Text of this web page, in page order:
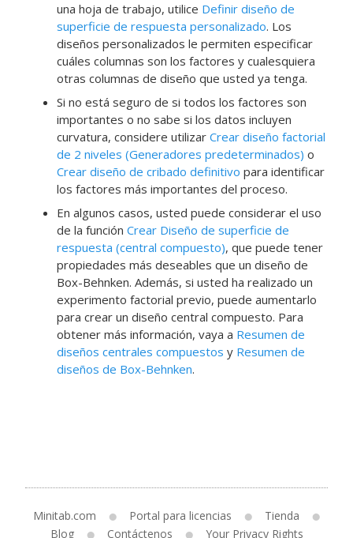
una hoja de trabajo, utilice Definir diseño de
superficie de respuesta personalizado. Los
diseños personalizados le permiten especificar
cuáles columnas son los factores y cualesquiera
otras columnas de diseño que usted ya tenga.
Si no está seguro de si todos los factores son
importantes o no sabe si los datos incluyen
curvatura, considere utilizar Crear diseño factorial
de 2 niveles (Generadores predeterminados) o
Crear diseño de cribado definitivo para identificar
los factores más importantes del proceso.
En algunos casos, usted puede considerar el uso
de la función Crear Diseño de superficie de
respuesta (central compuesto), que puede tener
propiedades más deseables que un diseño de
Box-Behnken. Además, si usted ha realizado un
experimento factorial previo, puede aumentarlo
para crear un diseño central compuesto. Para
obtener más información, vaya a Resumen de
diseños centrales compuestos y Resumen de
diseños de Box-Behnken.
Minitab.com Portal para licencias
Tienda
Blog
Contáctenos Your Privacy Rights